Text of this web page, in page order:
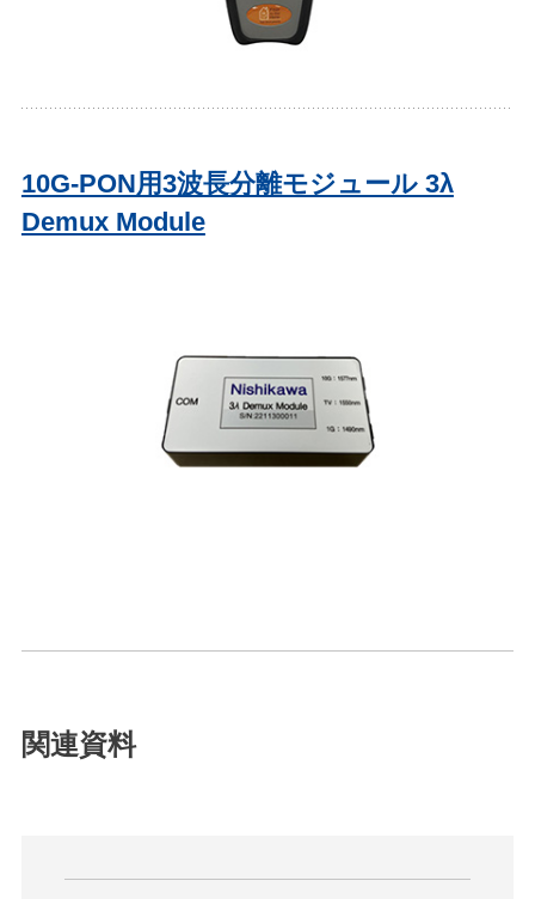
10G-PON用3波長分離モジュール 3λ
Demux Module
関連資料